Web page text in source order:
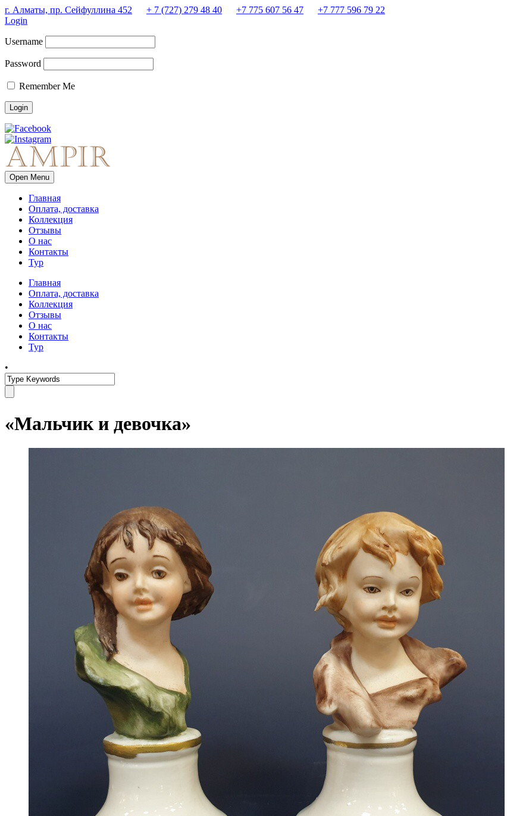
г. Алматы, пр. Сейфуллина 452 + 7 (727) 279 48 40 +7 775 607 56 47
+7 777 596 79 22
Login
Username
Password
Remember Me
Open Menu
Главная
Оплата, доставка
Коллекция
Отзывы
О нас
Контакты
Тур
Главная
Оплата, доставка
Коллекция
Отзывы
О нас
Контакты
Тур
•
«Мальчик и девочка»